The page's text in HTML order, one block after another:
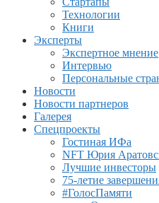
Технологии
Книги
Эксперты
Экспертное мнение
Интервью
Персональные
Новости
Новости партнеров
Галерея
Спецпроекты
Гостиная ИФа
NFT Юрия
Лучшие инвесторы
75-летие
#ГолосПамяти